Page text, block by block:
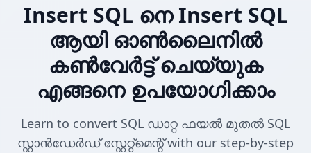
Insert SQL നെ Insert SQL
ആയി ഓൺലൈനിൽ
കൺവേർട്ട് ചെയ്യുക
എങ്ങനെ ഉപയോഗിക്കാം
Learn to convert SQL ഡാറ്റ ഫയൽ മുതൽ SQL
സ്റ്റാൻഡേർഡ് സ്റ്റേറ്റ്മെന്റ് with our step-by-step